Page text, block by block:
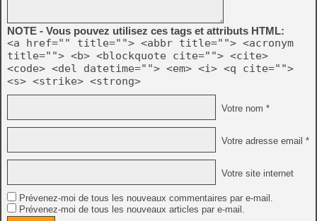
NOTE - Vous pouvez utilisez ces tags et attributs HTML:
<a href="" title=""> <abbr title=""> <acronym
title=""> <b> <blockquote cite=""> <cite>
<code> <del datetime=""> <em> <i> <q cite="">
<s> <strike> <strong>
Votre nom *
Votre adresse email *
Votre site internet
Prévenez-moi de tous les nouveaux commentaires par e-mail.
Prévenez-moi de tous les nouveaux articles par e-mail.